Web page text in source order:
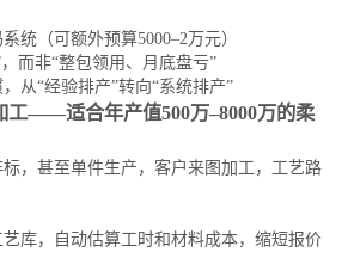
统（可额外预算5000–2万元）
而非“整包领用、月底盘亏”
从“经验排产”转向“系统排产”
工——适合年产值500万–8000万的柔
标，甚至单件生产，客户来图加工，工艺路
库，自动估算工时和材料成本，缩短报价